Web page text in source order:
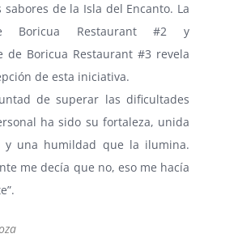
sabores de la Isla del Encanto. La
Boricua Restaurant #2 y
de Boricua Restaurant #3 revela
de esta iniciativa.
de superar las dificultades
ha sido su fortaleza, unida
y una humildad que la ilumina.
me decía que no, eso me hacía